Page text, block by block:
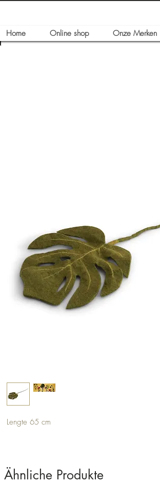
Home
Online shop Onze Merken
Lengte 65 cm
Ähnliche Produkte